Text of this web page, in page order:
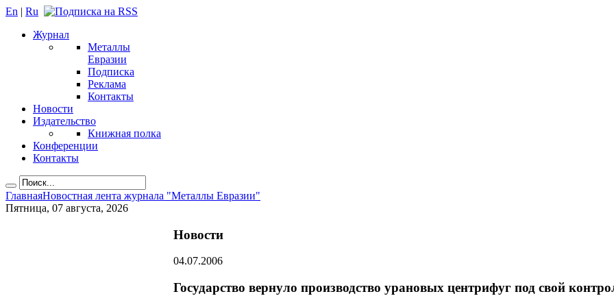
En | Ru
Журнал
Металлы
Евразии
Подписка
Реклама
Контакты
Новости
Издательство
Книжная полка
Конференции
Контакты
ГлавнаяНовостная лента журнала "Металлы Евразии"
Пятница, 07 августа, 2026
Новости
04.07.2006
Государство вернуло производство урановых центрифуг под свой